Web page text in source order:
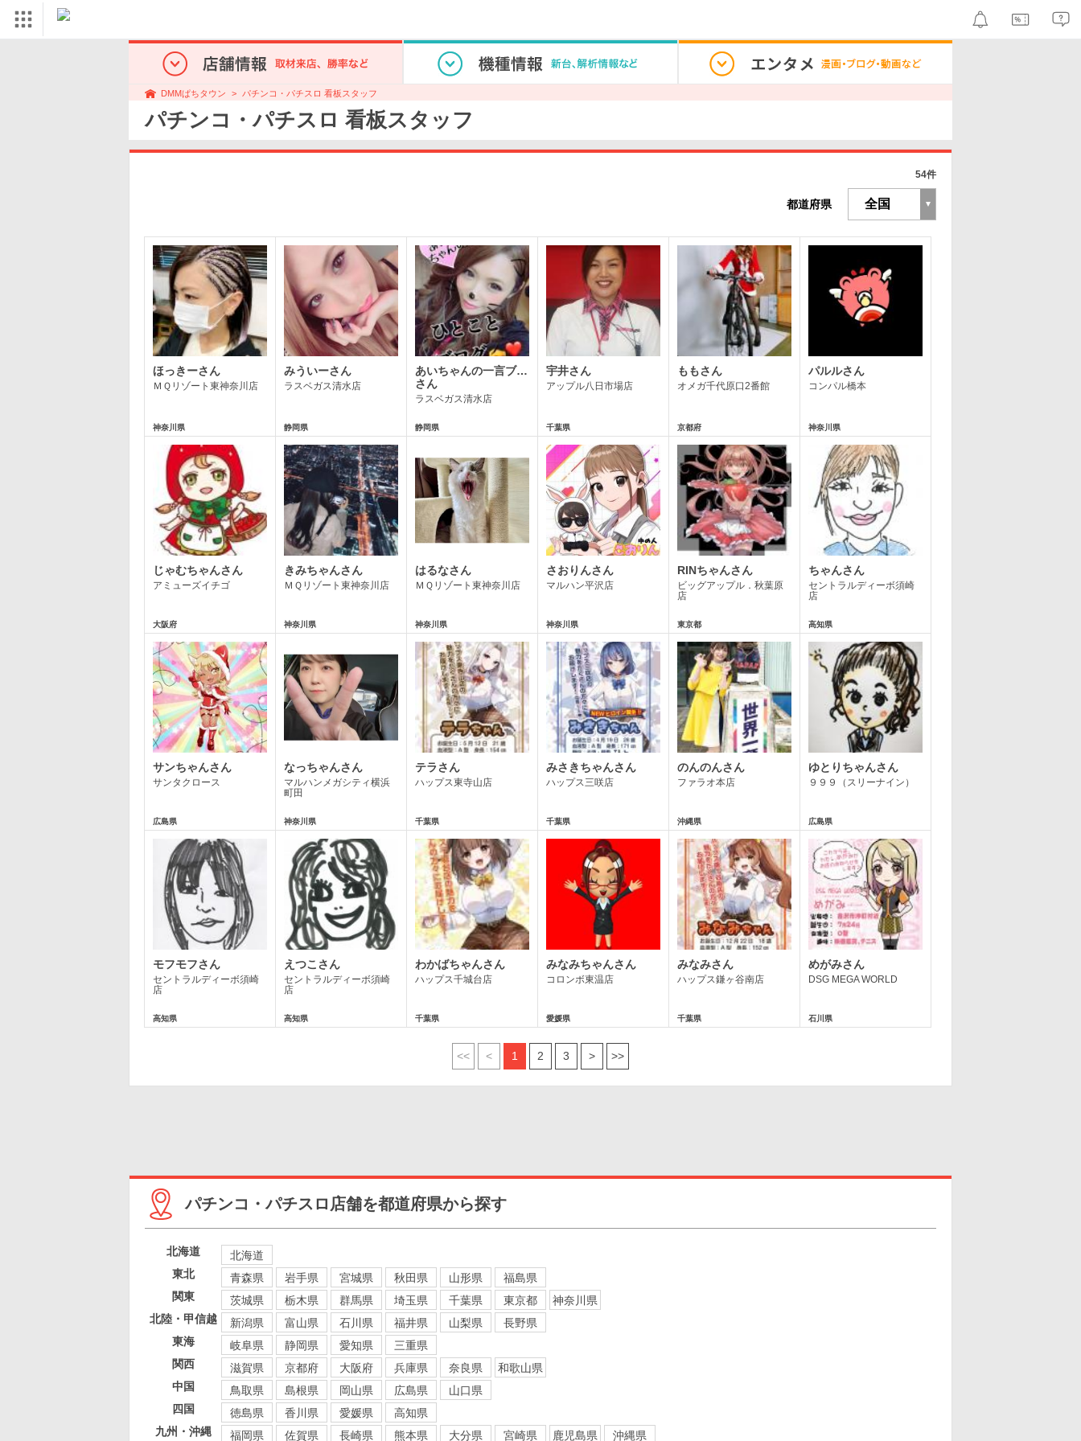
DMMぱちタウン パチンコ・パチスロ 看板スタッフ
パチンコ・パチスロ 看板スタッフ
54件
都道府県
ほっきーさん
ＭＱリゾート東神奈川店
神奈川県
みういーさん
ラスベガス清水店
静岡県
あいちゃんの一言ブ…
さん
ラスベガス清水店
静岡県
宇井さん
アップル八日市場店
千葉県
ももさん
オメガ千代原口2番館
京都府
パルルさん
コンパル橋本
神奈川県
じゃむちゃんさん
アミューズイチゴ
大阪府
きみちゃんさん
ＭＱリゾート東神奈川店
神奈川県
はるなさん
ＭＱリゾート東神奈川店
神奈川県
さおりんさん
マルハン平沢店
神奈川県
RINちゃんさん
ビッグアップル．秋葉原
店
東京都
ちゃんさん
セントラルディーボ須崎
店
高知県
サンちゃんさん
サンタクロース
広島県
なっちゃんさん
マルハンメガシティ横浜
町田
神奈川県
テラさん
ハップス東寺山店
千葉県
みさきちゃんさん
ハップス三咲店
千葉県
のんのんさん
ファラオ本店
沖縄県
ゆとりちゃんさん
９９９（スリーナイン）
広島県
モフモフさん
セントラルディーボ須崎
店
高知県
えつこさん
セントラルディーボ須崎
店
高知県
わかばちゃんさん
ハップス千城台店
千葉県
みなみちゃんさん
コロンボ東温店
愛媛県
みなみさん
ハップス鎌ヶ谷南店
千葉県
めがみさん
DSG MEGA WORLD
石川県
<< < 1 2 3 > >>
パチンコ・パチスロ店舗を都道府県から探す
北海道
北海道
東北
青森県 岩手県 宮城県 秋田県 山形県
福島県
関東
茨城県 栃木県 群馬県 埼玉県 千葉県 東京都
神奈川県
北陸・甲信越
新潟県 富山県 石川県 福井県 山梨県
長野県
東海
岐阜県 静岡県 愛知県
三重県
関西
滋賀県 京都府 大阪府 兵庫県 奈良県
和歌山県
中国
鳥取県 島根県 岡山県 広島県
山口県
四国
徳島県 香川県 愛媛県
高知県
九州・沖縄
福岡県 佐賀県 長崎県 熊本県 大分県 宮崎県 鹿児島県 沖縄県